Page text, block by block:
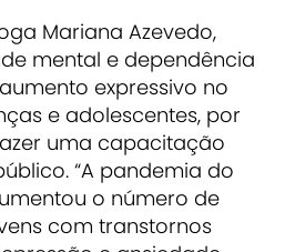
Mariana Azevedo,
mental e dependência
expressivo no
e adolescentes, por
uma capacitação
“A pandemia do
o número de
com transtornos